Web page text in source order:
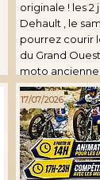
originale ! les 2
Dehault , le
pourrez courir
du Grand
moto
dimanche
championnat
17/07/2026